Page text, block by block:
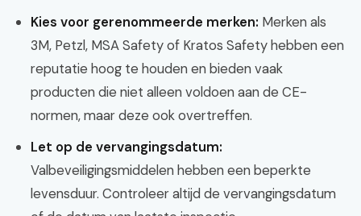
Kies voor gerenommeerde merken: Merken als
3M, Petzl, MSA Safety of Kratos Safety hebben een
reputatie hoog te houden en bieden vaak
producten die niet alleen voldoen aan de CE-
normen, maar deze ook overtreffen.
Let op de vervangingsdatum:
Valbeveiligingsmiddelen hebben een beperkte
levensduur. Controleer altijd de vervangingsdatum